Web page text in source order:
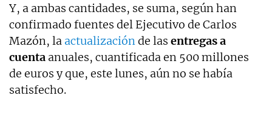
Y, a ambas cantidades, se suma, según han
confirmado fuentes del Ejecutivo de Carlos
Mazón, la actualizaciónde las entregas a
cuenta anuales, cuantificada en 500 millones
de euros y que, este lunes, aún no se había
satisfecho.